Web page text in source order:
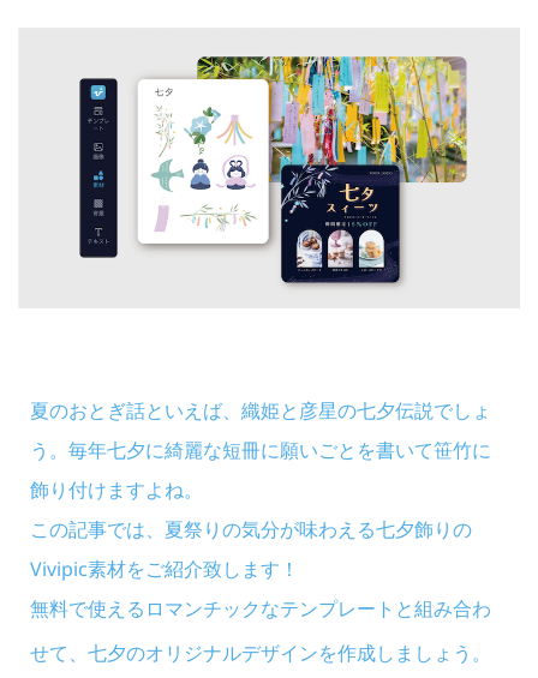
夏のおとぎ話といえば、織姫と彦星の七夕伝説でしょ
う。毎年七夕に綺麗な短冊に願いごとを書いて笹竹に
飾り付けますよね。
この記事では、夏祭りの気分が味わえる七夕飾りの
Vivipic素材をご紹介致します！
無料で使えるロマンチックなテンプレートと組み合わ
せて、七夕のオリジナルデザインを作成しましょう。